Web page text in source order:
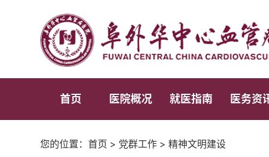
首页 医院概况 就医指南 医务资
您的位置：首页 > 党群工作 > 精神文明建设